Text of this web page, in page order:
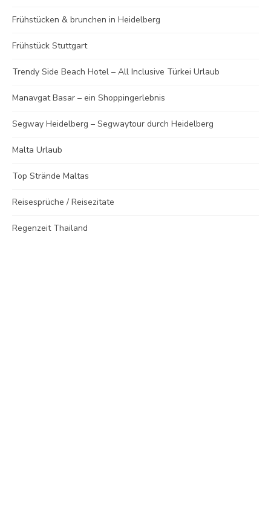
Frühstücken & brunchen in Heidelberg
Frühstück Stuttgart
Trendy Side Beach Hotel – All Inclusive Türkei Urlaub
Manavgat Basar – ein Shoppingerlebnis
Segway Heidelberg – Segwaytour durch Heidelberg
Malta Urlaub
Top Strände Maltas
Reisesprüche / Reisezitate
Regenzeit Thailand